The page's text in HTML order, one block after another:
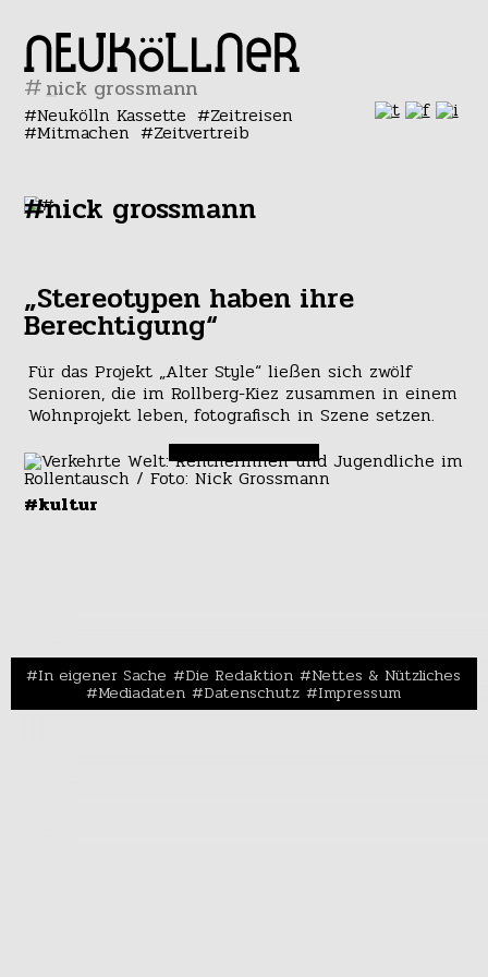
#
Neukölln Kassette Zeitreisen
Mitmachen Zeitvertreib
#nick grossmann
„Stereotypen haben ihre
Berechtigung“
Für das Projekt „Alter Style“ ließen sich zwölf
Senioren, die im Rollberg-Kiez zusammen in einem
Wohnprojekt leben, fotografisch in Szene setzen.
#kultur
In eigener Sache Die Redaktion Nettes & Nützliches
Mediadaten Datenschutz Impressum